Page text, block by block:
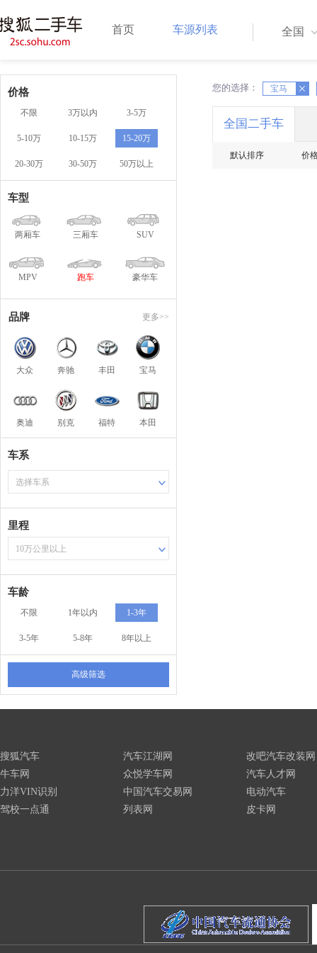
首页 车源列表 全国
价格
不限 3万以内 3-5万
5-10万 10-15万 15-20万
20-30万 30-50万 50万以上
车型
两厢车 三厢车 SUV
MPV 跑车 豪华车
品牌 更多>>
大众 奔驰 丰田 宝马
奥迪 别克 福特 本田
车系
选择车系
里程
10万公里以上
车龄
不限 1年以内 1-3年
3-5年 5-8年 8年以上
高级筛选
您的选择： 宝马
X X
全国二手车
默认排序 价
搜狐汽车
牛车网
力洋VIN识别
驾校一点通
汽车江湖网
众悦学车网
中国汽车交易网
列表网
改吧汽车改装网
汽车人才网
电动汽车
皮卡网